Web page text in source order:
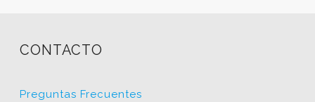
CONTACTO
Preguntas Frecuentes